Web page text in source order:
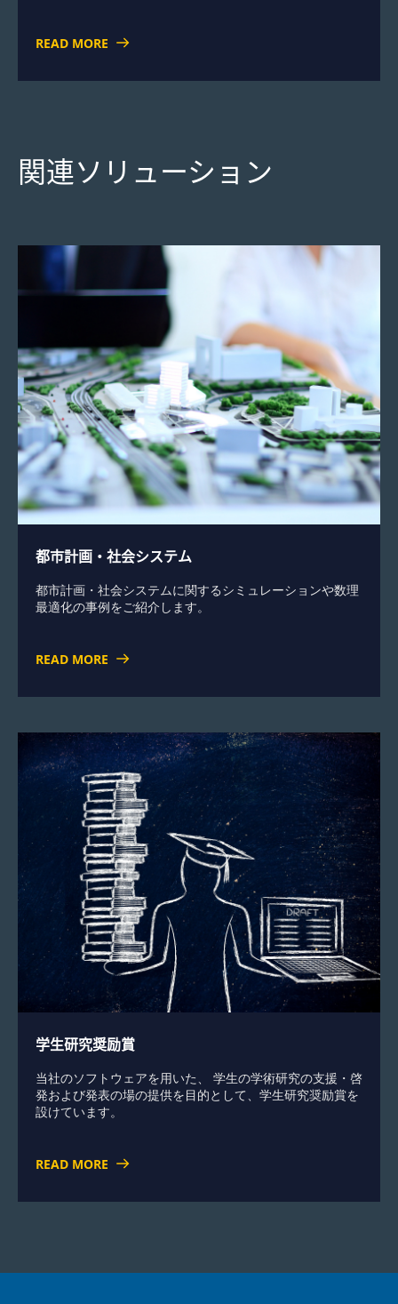
READ MORE
関連ソリューション
都市計画・社会システム
都市計画・社会システムに関するシミュレーションや数理
最適化の事例をご紹介します。
READ MORE
学生研究奨励賞
当社のソフトウェアを用いた、 学生の学術研究の支援・啓
発および発表の場の提供を目的として、学生研究奨励賞を
設けています。
READ MORE